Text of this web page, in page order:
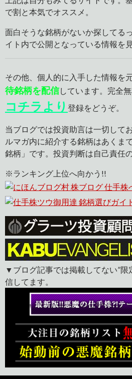
で割と本気でオススメ。
面白そうな銘柄がないか探してる
イト内で公開となっている情報を
その他、個人的に入手した情報を
待銘柄を配信しています。完全
コチラより 登録をどうぞ。
当ブログでは投資助言は一切して
ルマガ内に紹介する銘柄はあくま
銘柄」です。投資判断は自己責任
※ランキング上位へ向かう!!
▼ブログ記事では掲載してない”限
信してます。